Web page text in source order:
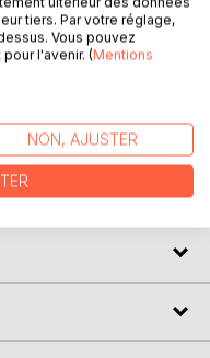
à travers la
tiers. Par votre réglage,
Vous pouvez
l'avenir. (Mentions
NON, AJUSTER